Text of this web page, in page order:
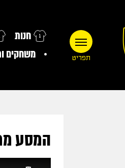
תפריט
חנות
משחקים
המסע